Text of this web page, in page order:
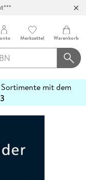
Merkzettel Warenkorb
mit dem